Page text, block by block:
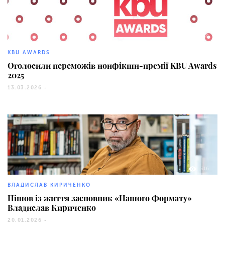
258
KBU AWARDS
Оголосили переможів нонфікшн-премії KBU Awards
2025
13.03.2026 -
316
ВЛАДИСЛАВ КИРИЧЕНКО
Пішов із життя засновник «Нашого Формату»
Владислав Кириченко
20.01.2026 -